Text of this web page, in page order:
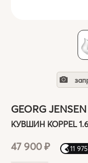
GEORG JENSEN
КУВШИН KOPPEL
47 900 ₽ 11